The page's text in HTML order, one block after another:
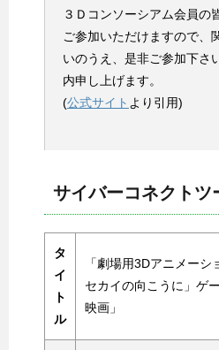
３Ｄコンソーシアム会員の
ご参加いただけますので、
いのうえ、是非ご参加下さ
内申し上げます。
(公式サイト より引用)
サイバーコネクトツ
タ
イ
ト
ル
「劇場用3Dアニメー
セカイの向こうに」ゲ
映画」